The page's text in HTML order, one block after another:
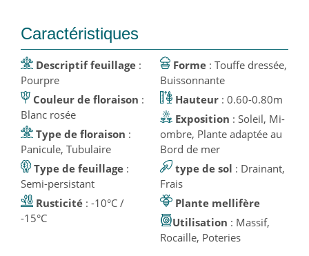
Caractéristiques
Descriptif feuillage :
Pourpre
Couleur de floraison :
Blanc rosée
Type de floraison :
Panicule, Tubulaire
Type de feuillage :
Semi-persistant
Rusticité : -10°C /
-15°C
Forme: Touffe dressée,
Buissonnante
Hauteur: 0.60-0.80m
Exposition : Soleil, Mi-
ombre, Plante adaptée au
Bord de mer
type de sol : Drainant,
Frais
Plante mellifère
Utilisation : Massif,
Rocaille, Poteries